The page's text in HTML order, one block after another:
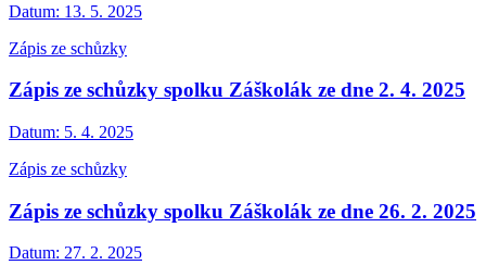
Datum: 13. 5. 2025
Zápis ze schůzky
Zápis ze schůzky spolku Záškolák ze dne 2. 4. 2025
Datum: 5. 4. 2025
Zápis ze schůzky
Zápis ze schůzky spolku Záškolák ze dne 26. 2. 2025
Datum: 27. 2. 2025